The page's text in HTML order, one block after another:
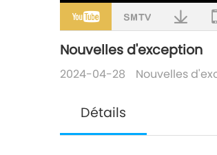
Nouvelles d'exception
2024-04-28 Nouvelles
Détails